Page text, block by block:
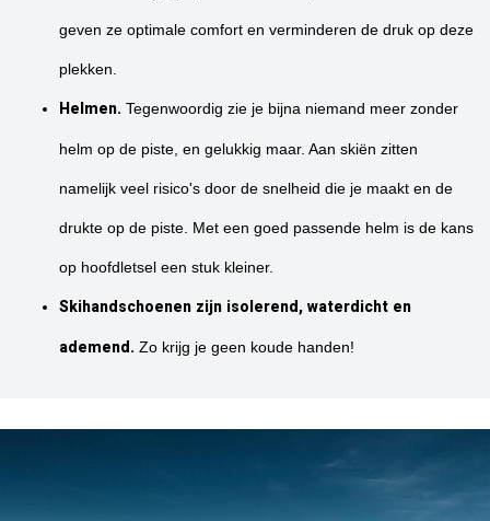
geven ze optimale comfort en verminderen de druk op deze
plekken.
Helmen. Tegenwoordig zie je bijna niemand meer zonder
helm op de piste, en gelukkig maar. Aan skiën zitten
namelijk veel risico's door de snelheid die je maakt en de
drukte op de piste. Met een goed passende helm is de kans
op hoofdletsel een stuk kleiner.
Skihandschoenen zijn isolerend, waterdicht en
ademend. Zo krijg je geen koude handen!